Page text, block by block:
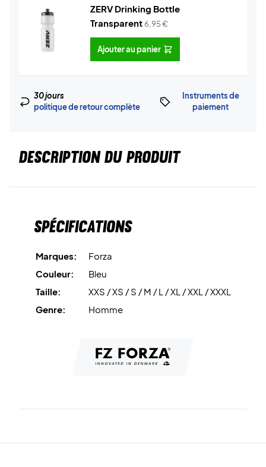
ZERV Drinking Bottle
Transparent6,95€
Ajouter au panier
30 jours
politique de retour complète
Instruments de
paiement
DESCRIPTION DU PRODUIT
Spécifications
Marques:
Forza
Couleur:
Bleu
Taille:
XXS / XS / S / M / L / XL / XXL / XXXL
Genre:
Homme